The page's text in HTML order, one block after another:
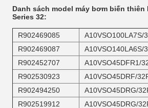
Danh sách model máy bơm biến thiên
Series 32:
R902469085
A10VSO100LA7S/
R902469087
A10VSO140LA6S/
R902452707
A10VSO45DFR1/
R902530923
A10VSO45DRF/
R902494250
A10VSO45DRG/
R902519912
A10VSO45DRG/